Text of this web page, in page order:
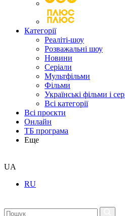
Категорії
Реаліті-шоу
Розважальні шоу
Новини
Серіали
Мультфільми
Фільми
Українські фільми і
Всі категорії
Всі проєкти
Онлайн
ТБ програма
Еще
UA
RU